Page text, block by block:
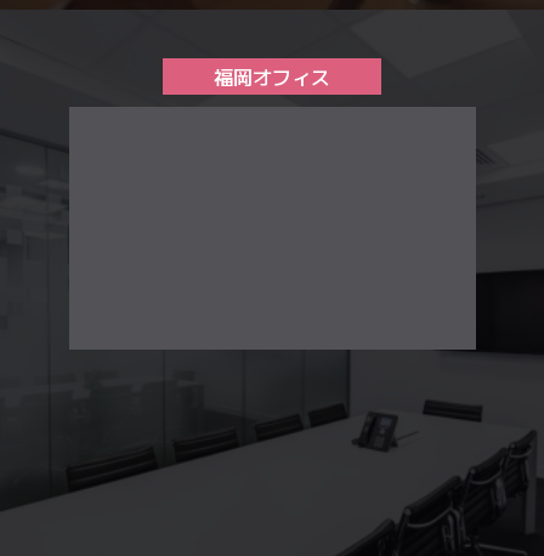
福岡オフィス